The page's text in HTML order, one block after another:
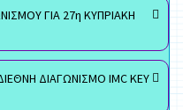
ΓΙΑ 27η ΚΥΠΡΙΑΚΗ
ΔΙΑΓΩΝΙΣΜΟ IMC KEY